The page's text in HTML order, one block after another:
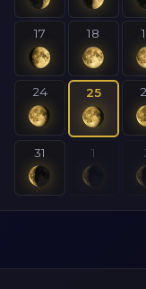
17 18
24 25
31 1